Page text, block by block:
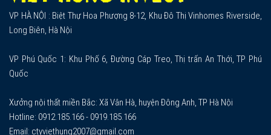
VP HÀ NỘI : Biệt Thự Hoa Phượng 8-12, Khu Đô Thị Vinhomes Riverside,
Long Biên, Hà Nội
VP Phú Quốc 1: Khu Phố 6, Đường Cáp Treo, Thị trấn An Thới, TP Phú
Quốc
Xưởng nội thất miền Bắc: Xã Vân Hà, huyện Đông Anh, TP Hà Nội
Hotline: 0912.185.166 - 0919.185.166
Email: ctyviethung2007@gmail.com